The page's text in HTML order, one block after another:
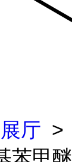
厅 >
苯甲醚